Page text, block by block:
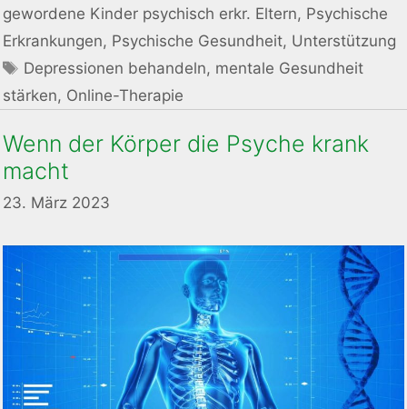
gewordene Kinder psychisch erkr. Eltern, Psychische
Erkrankungen, Psychische Gesundheit, Unterstützung
Schlagwörter
Depressionen behandeln, mentale Gesundheit
stärken, Online-Therapie
Wenn der Körper die Psyche krank
macht
23. März 2023